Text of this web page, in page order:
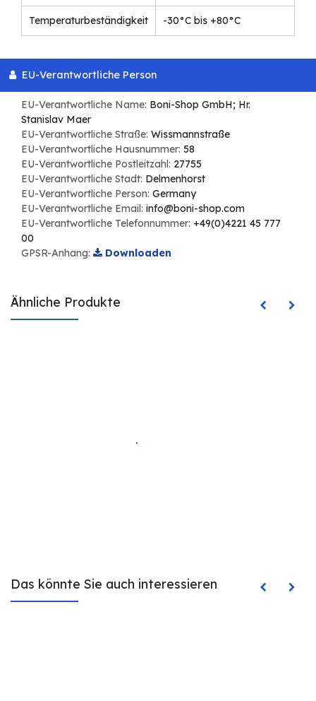
Temperaturbeständigkeit -30°C bis +80°C
EU-Verantwortliche Person
EU-Verantwortliche Name: Boni-Shop GmbH; Hr.
Stanislav Maer
EU-Verantwortliche Straße: Wissmannstraße
EU-Verantwortliche Hausnummer: 58
EU-Verantwortliche Postleitzahl: 27755
EU-Verantwortliche Stadt: Delmenhorst
EU-Verantwortliche Person: Germany
EU-Verantwortliche Email: info@boni-shop.com
EU-Verantwortliche Telefonnummer: +49(0)4221 45 777
00
GPSR-Anhang:
Downloaden
Ähnliche Produkte
Das könnte Sie auch interessieren